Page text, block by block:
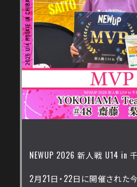
NEWUP 2026 新人戦 U14 in
2月21日・22日に開催された